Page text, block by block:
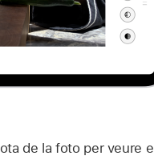
de la foto per veure